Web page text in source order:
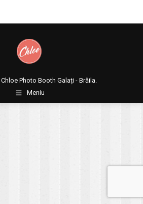
Chloe Photo Booth Galați - Brăila.
Meniu